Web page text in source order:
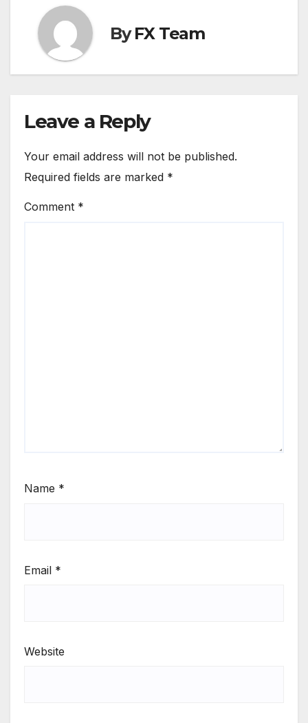
ByFX Team
Leave a Reply
Your email address will not be published.
Required fields are marked *
Comment *
Name *
Email *
Website